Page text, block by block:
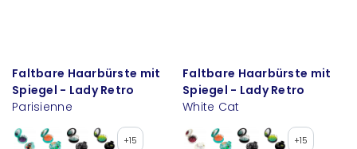
Faltbare Haarbürste mit
Spiegel - Lady Retro
Parisienne
+15
Faltbare Haarbürste mit
Spiegel - Lady Retro
White Cat
+15